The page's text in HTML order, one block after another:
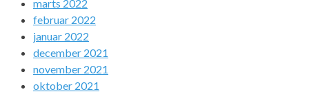
marts 2022
februar 2022
januar 2022
december 2021
november 2021
oktober 2021